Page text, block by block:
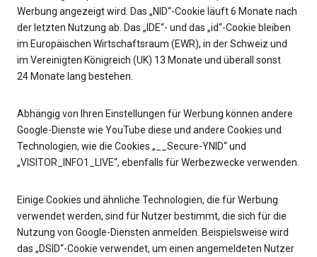
Werbung angezeigt wird. Das „NID“-Cookie läuft 6 Monate nach
der letzten Nutzung ab. Das „IDE“- und das „id“-Cookie bleiben
im Europäischen Wirtschaftsraum (EWR), in der Schweiz und
im Vereinigten Königreich (UK) 13 Monate und überall sonst
24 Monate lang bestehen.
Abhängig von Ihren Einstellungen für Werbung können andere
Google-Dienste wie YouTube diese und andere Cookies und
Technologien, wie die Cookies „__Secure-YNID“ und
„VISITOR_INFO1_LIVE“, ebenfalls für Werbezwecke verwenden.
Einige Cookies und ähnliche Technologien, die für Werbung
verwendet werden, sind für Nutzer bestimmt, die sich für die
Nutzung von Google-Diensten anmelden. Beispielsweise wird
das „DSID“-Cookie verwendet, um einen angemeldeten Nutzer